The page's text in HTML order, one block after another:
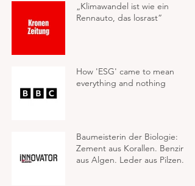
„Klimawandel ist wie ein
Rennauto, das losrast“
How 'ESG' came to mean
everything and nothing
Baumeisterin der Biologie:
Zement aus Korallen. Benzin
aus Algen. Leder aus Pilzen.